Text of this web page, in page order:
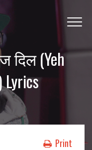
दिल (Yeh
Lyrics
Print